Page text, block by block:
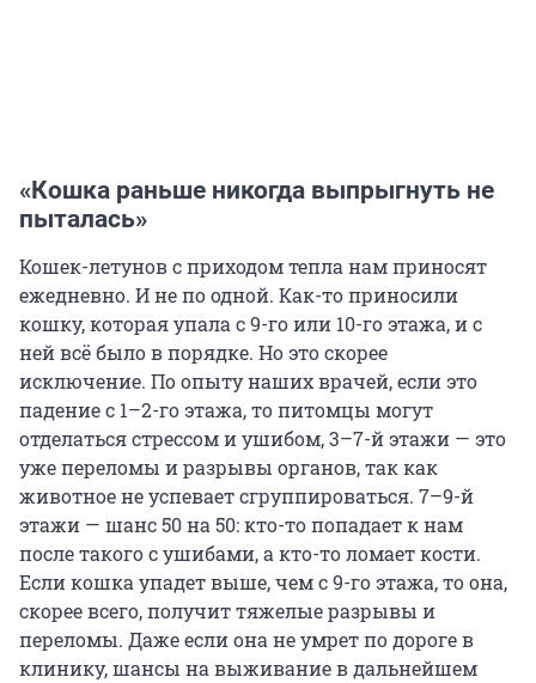
«Кошка раньше никогда выпрыгнуть не
пыталась»
Кошек-летунов с приходом тепла нам приносят
ежедневно. И не по одной. Как-то приносили
кошку, которая упала с 9-го или 10-го этажа, и с
ней всё было в порядке. Но это скорее
исключение. По опыту наших врачей, если это
падение с 1–2-го этажа, то питомцы могут
отделаться стрессом и ушибом, 3–7-й этажи — это
уже переломы и разрывы органов, так как
животное не успевает сгруппироваться. 7–9-й
этажи — шанс 50 на 50: кто-то попадает к нам
после такого с ушибами, а кто-то ломает кости.
Если кошка упадет выше, чем с 9-го этажа, то она,
скорее всего, получит тяжелые разрывы и
переломы. Даже если она не умрет по дороге в
клинику, шансы на выживание в дальнейшем